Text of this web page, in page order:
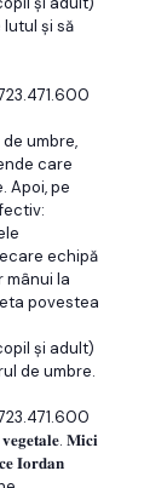
şi să
umbre,
care
Apoi, pe
echipă
mânui la
povestea
şi adult)
de umbre.
𝐌𝐢𝐜𝐢
𝐈𝐨𝐫𝐝𝐚𝐧